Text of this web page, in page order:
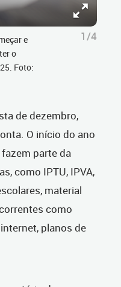
e
o
Foto:
1/4
de dezembro,
O início do ano
parte da
como IPTU, IPVA,
material
como
planos de